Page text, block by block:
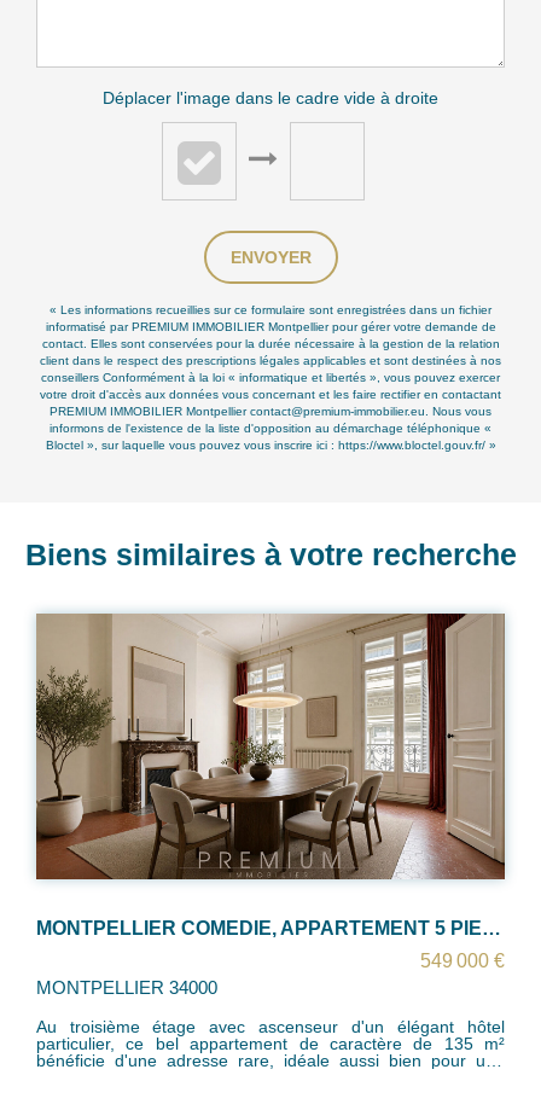
Déplacer l'image dans le cadre vide à droite
ENVOYER
« Les informations recueillies sur ce formulaire sont enregistrées dans un fichier
informatisé par PREMIUM IMMOBILIER Montpellier pour gérer votre demande de
contact. Elles sont conservées pour la durée nécessaire à la gestion de la relation
client dans le respect des prescriptions légales applicables et sont destinées à nos
conseillers Conformément à la loi « informatique et libertés », vous pouvez exercer
votre droit d'accès aux données vous concernant et les faire rectifier en contactant
PREMIUM IMMOBILIER Montpellier contact@premium-immobilier.eu. Nous vous
informons de l'existence de la liste d'opposition au démarchage téléphonique «
Bloctel », sur laquelle vous pouvez vous inscrire ici : https://www.bloctel.gouv.fr/»
Biens similaires à votre recherche
Montpellier ECUSSON - Appartement bourgeois de 232 m2 avec agréable terrasse de 70 m2
870 000 €
En exclusivité- À quelques pas de la prestigieuse place de la
Canourgue, une page d'histoire à réinventer derrière les